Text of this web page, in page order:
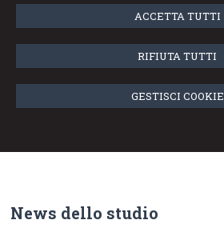
ACCETTA TUTTI
RIFIUTA TUTTI
GESTISCI COOKIE
Scadenze del Mese
Verifica qui le tue scadenze:
AGENZIA DELLE ENTRATE
News dello studio